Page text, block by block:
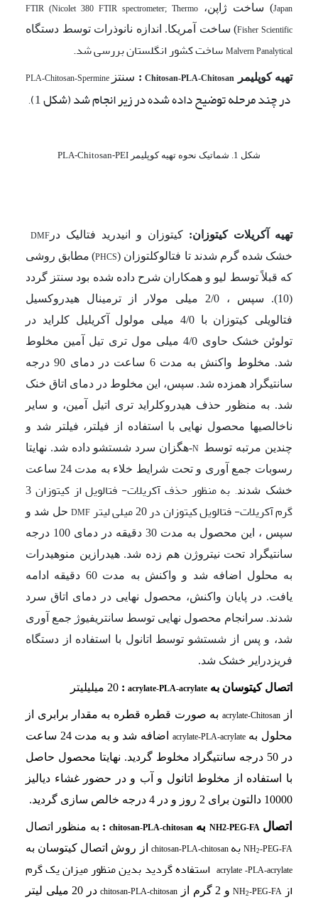
Japan) ساخت ژاپن، FTIR (Nicolet 380 FTIR spectrometer; Thermo
Fisher Scientific) ساخت آمریکا. اندازه نانوذرات توسط دستگاه
Malvern Panalytical ساخت کشور انگلستان بررسی شد.
تهیه کوپلیمر Chitosan-PLA-Chitosan
: سنتز PLA-Chitosan-Spermine
در چند مرحله توضیح داده شده در زیر انجام شد (شکل 1)
شکل 1. شماتیک نحوه تهیه کوپلیمر PLA-Chitosan-PEI
تهیه آکریلات کیتوزان: کیتوزان و انیدرید فتالیک در DMF
خشک شده گرم شدند تا فتالوکلتوزان (PHCS
) مطابق روشی
که قبلاً توسط لیو و همکاران شرح داده شده بود سنتز گردد
(10). سپس ، 2/0 میلی مولار از ترمینال هیدروکسیل
فتالویلی کیتوزان با 4/0 میلی مولول آکریلیل کلراید در
تولوئن خشک حاوی 4/0 میلی مول تری تیل آمین مخلوط
شد. مخلوط واکنش به مدت 6 ساعت در دمای 90 درجه
سانتیگراد همزده شد. سپس، این مخلوط در دمای اتاق خنک
شد. به منظور حذف هیدروکلراید تری اتیل آمین، و سایر
ناخالصی­ها محصول نهایی با استفاده از فیلتر، فیلتر شد و
چندین مرتبه توسط N-هگزان سرد شستشو داده شد. نهایتا
رسوبات جمع آوری و تحت شرایط خلاء به مدت 24 ساعت
خشک شدند
به منظور حذف آکریلات- فتالویل از کیتوزان 3
گرم آکریلات- فتالویل کیتوزان در 20 میلی لیتر
DMFحل شد و
سپس ، این محصول به مدت 30 دقیقه در دمای 100 درجه
سانتیگراد تحت نیتروژن هم زده شد. هیدرازین منوهیدرات
به محلول اضافه شد و واکنش به مدت 60 دقیقه ادامه
یافت. در پایان واکنش، محصول نهایی در دمای اتاق سرد
شدند. سرانجام محصول نهایی توسط سانتریفیوژ جمع آوری
شد، و پس از شستشو توسط اتانول با استفاده از دستگاه
فریزدرایر خشک شد.
اتصال کیتوسان به acrylate-PLA-acrylate
: 20 میلی­لیتر
از acrylate-Chitosan به صورت قطره قطره به مقدار برابری از
محلول بهacrylate-PLA-acrylate
اضافه شد و به مدت 24 ساعت
در 50 درجه سانتی­گراد مخلوط گردید. نهایتا محصول حاصل
با استفاده از مخلوط اتانول و آب و در حضور غشاء دیالیز
10000 دالتون برای 2 روز و در 4 درجه خالص سازی گردید.
اتصال NH2-PEG-FA به chitosan-PLA-chitosan
: به منظور اتصال
NH2-PEG-FA بهchitosan-PLA-chitosan از روش اتصال کیتوسان به
acrylate -PLA-acrylate
استفاده گردید بدین­ منظور میزان یک گرم
از
NH2-PEG-FA و 2 گرم از chitosan-PLA-chitosan
در 20 میلی لیتر